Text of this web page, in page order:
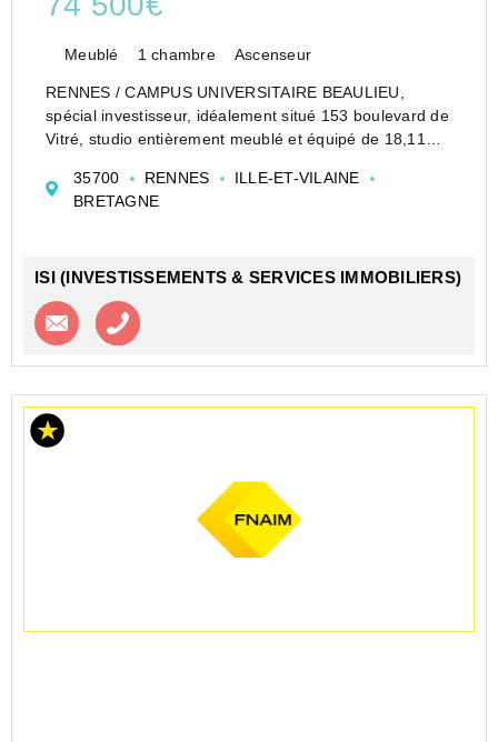
Meublé 1 chambre Ascenseur
RENNES / CAMPUS UNIVERSITAIRE BEAULIEU,
spécial investisseur, idéalement situé 153 boulevard de
Vitré, studio entièrement meublé et équipé de 18,11
état, dans la résidence pour étudiants avec services
(capétud...
35700 RENNES
ILLE-ET-VILAINE
BRETAGNE
ISI (INVESTISSEMENTS & SERVICES IMMOBILIERS)
Contacter l'agence